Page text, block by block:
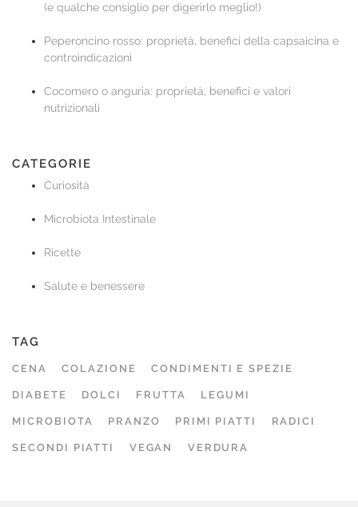
(e qualche consiglio per digerirlo meglio!)
Peperoncino rosso: proprietà, benefici della capsaicina e
controindicazioni
Cocomero o anguria: proprietà, benefici e valori
nutrizionali
CATEGORIE
Curiosità
Microbiota Intestinale
Ricette
Salute e benessere
TAG
CENA COLAZIONE CONDIMENTI E SPEZIE
DIABETE DOLCI FRUTTA LEGUMI
MICROBIOTA PRANZO PRIMI PIATTI RADICI
SECONDI PIATTI VEGAN VERDURA